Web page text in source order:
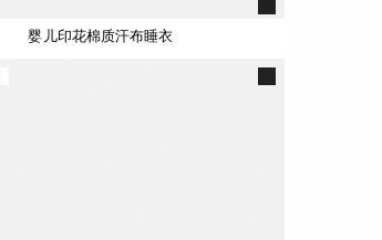
婴儿印花棉质汗布睡衣